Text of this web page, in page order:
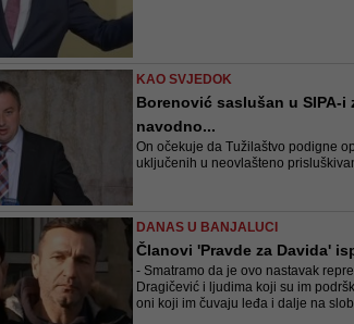
KAO SVJEDOK
Borenović saslušan u SIPA-i
navodno...
On očekuje da Tužilaštvo podigne
uključenih u neovlašteno
DANAS U BANJALUCI
Članovi 'Pravde za Davida'
- Smatramo da je ovo nastavak
Dragičević i ljudima koji su im
oni koji im čuvaju leđa i dalje na